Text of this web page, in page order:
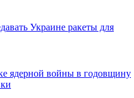
Украине ракеты для
ядерной войны в годовщину